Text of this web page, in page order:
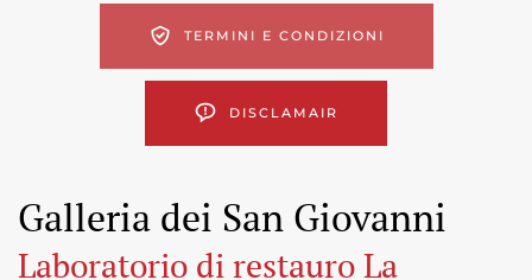
TERMINI E CONDIZIONI
DISCLAMAIR
Galleria dei San Giovanni
Laboratorio di restauro La